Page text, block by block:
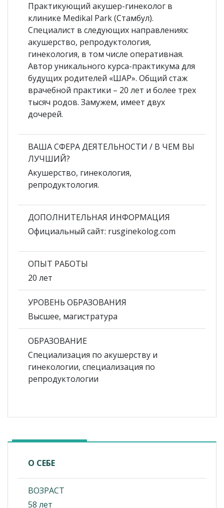
Практикующий акушер-гинеколог в
клинике Medikal Park (Стамбул).
Специалист в следующих направлениях:
акушерство, репродуктология,
гинекология, в том числе оперативная.
Автор уникального курса-практикума для
будущих родителей «ШАР». Общий стаж
врачебной практики – 20 лет и более трех
тысяч родов. Замужем, имеет двух
дочерей.
ВАША СФЕРА ДЕЯТЕЛЬНОСТИ / В ЧЕМ ВЫ
ЛУЧШИЙ?
Акушерство, гинекология,
репродуктология.
ДОПОЛНИТЕЛЬНАЯ ИНФОРМАЦИЯ
Официальный сайт: rusginekolog.com
ОПЫТ РАБОТЫ
20 лет
УРОВЕНЬ ОБРАЗОВАНИЯ
Высшее, магистратура
ОБРАЗОВАНИЕ
Специализация по акушерству и
гинекологии, специализация по
репродуктологии
О СЕБЕ
ВОЗРАСТ
58 лет